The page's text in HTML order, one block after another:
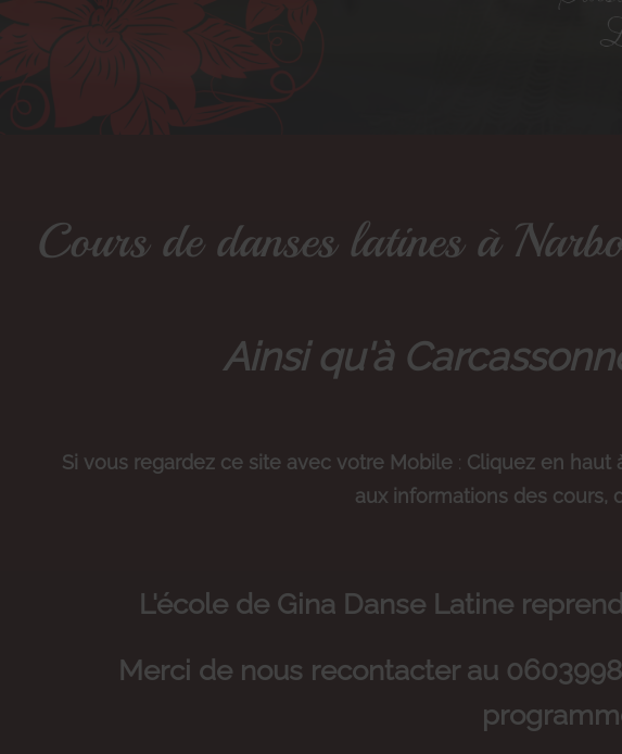
Cours de danses latines à
Ainsi qu'à
Si vous regardez ce site avec votre Mobile : Cliquez en haut
aux informations des cours,
L'école de Gina Danse Latine
Merci de nous recontacter au